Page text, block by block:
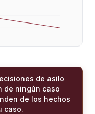
de asilo
de ningún caso
de los hechos
caso.